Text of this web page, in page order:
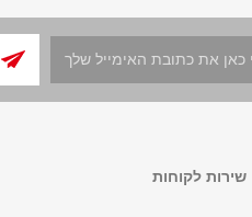
שירות לקוחות